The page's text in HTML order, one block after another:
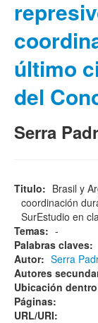
último
del
Serra
Titulo: Brasil y
coordinación
SurEstudio en
Temas: -
Palabras claves:
Autor: Serra
Autores
Ubicación
Páginas:
URL/URI: